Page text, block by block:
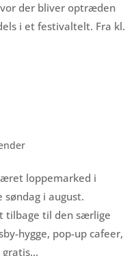
der bliver optræden
i et festivaltelt. Fra kl.
loppemarked i
søndag i august.
tilbage til den særlige
hygge, pop-up cafeer,